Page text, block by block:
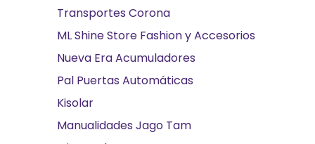
Transportes Corona
ML Shine Store Fashion y Accesorios
Nueva Era Acumuladores
Pal Puertas Automáticas
Kisolar
Manualidades Jago Tam